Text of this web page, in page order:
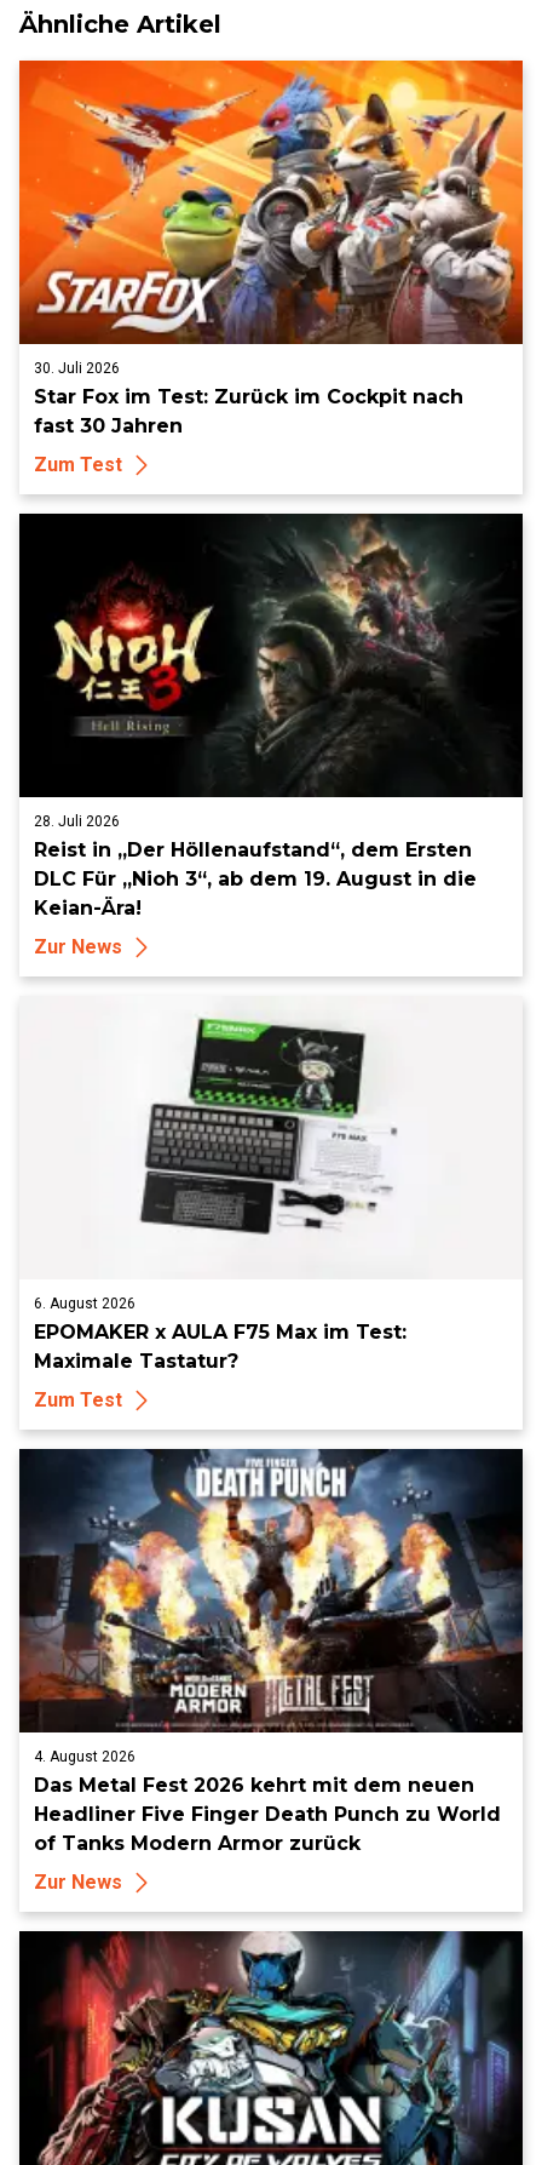
Ähnliche Artikel
30. Juli 2026
Star Fox im Test: Zurück im Cockpit nach
fast 30 Jahren
Zum Test
28. Juli 2026
Reist in „Der Höllenaufstand“, dem Ersten
DLC Für „Nioh 3“, ab dem 19. August in die
Keian-Ära!
Zur News
6. August 2026
EPOMAKER x AULA F75 Max im Test:
Maximale Tastatur?
Zum Test
4. August 2026
Das Metal Fest 2026 kehrt mit dem neuen
Headliner Five Finger Death Punch zu World
of Tanks Modern Armor zurück
Zur News